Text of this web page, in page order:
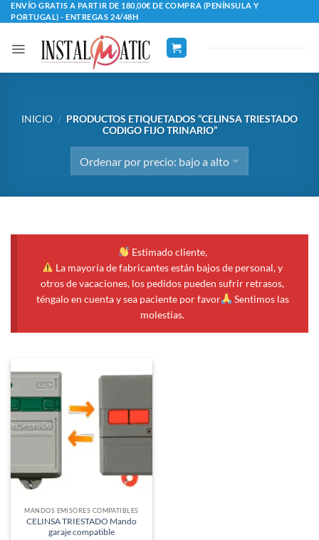
Saltar
al
contenido
ENVÍO GRATIS A PARTIR DE 180,00€ DE COMPRA (PENÍNSULA Y
PORTUGAL) - ENTREGAS 24/48H
INICIO / PRODUCTOS ETIQUETADOS “CELINSA TRIESTADO
CODIGO FIJO TRINARIO”
Estimado cliente,
La mayoría de fabricantes están bajos de personal, y
otros de vacaciones, los pedidos pueden sufrir retrasos,
téngalo en cuenta y sea paciente por favor
Sentimos las
molestias.
MANDOS EMISORES COMPATIBLES
CELINSA TRIESTADO Mando
garaje compatible